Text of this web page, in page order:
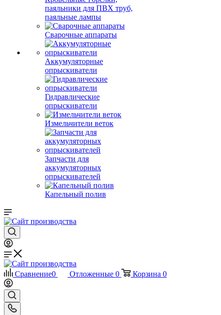
паяльники для ПВХ труб,
паяльные лампы
Сварочные аппараты
Аккумуляторные
опрыскиватели
Гидравлические
опрыскиватели
Измельчители веток
Запчасти для
аккумуляторных
опрыскивателей
Капельный полив
Сравнение0 Отложенные 0 Корзина 0